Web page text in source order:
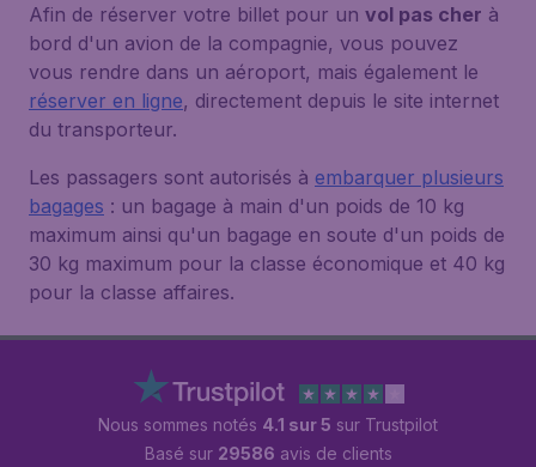
Afin de réserver votre billet pour un vol pas cher à
bord d'un avion de la compagnie, vous pouvez
vous rendre dans un aéroport, mais également le
réserver en ligne, directement depuis le site internet
du transporteur.
Les passagers sont autorisés à embarquer plusieurs
bagages : un bagage à main d'un poids de 10 kg
maximum ainsi qu'un bagage en soute d'un poids de
30 kg maximum pour la classe économique et 40 kg
pour la classe affaires.
Nous sommes notés 4.1 sur 5 sur Trustpilot
Basé sur 29586 avis de clients